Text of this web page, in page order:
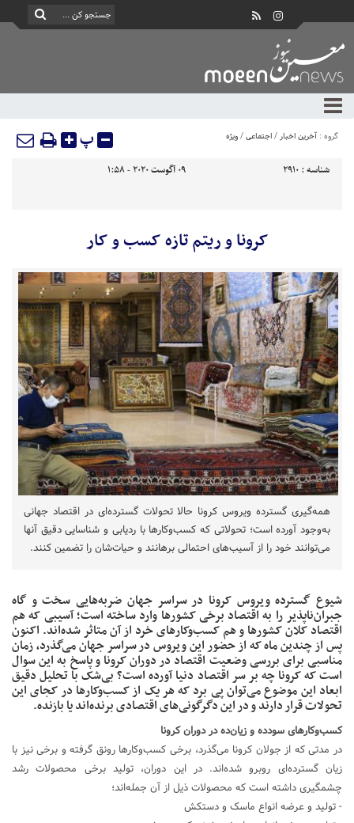
گروه : آخرین اخبار/اجتماعی/ویژه پ
شناسه : 2910 09 آگوست 2020 - 1:58
کرونا و ریتم تازه کسب و کار
همه‌گیری گسترده ویروس کرونا حالا تحولات گسترده‌ای در اقتصاد جهانی
به‌وجود آورده است؛ تحولاتی که کسب‌وکارها با ردیابی و شناسایی دقیق‌ آنها
می‌توانند خود را از آسیب‌های احتمالی برهانند و حیات‌شان را تضمین کنند.
شیوع گسترده ویروس کرونا در سراسر جهان ضربه‌هایی سخت و گاه
جبران‌ناپذیر را به اقتصاد برخی کشورها وارد ساخته است؛ آسیبی که هم
اقتصاد کلان کشورها و هم کسب‌وکارهای خرد از آن متاثر شده‌اند. اکنون
پس از چندین ماه که از حضور این ویروس در سراسر جهان می‌گذرد، زمان
مناسبی برای بررسی وضعیت اقتصاد در دوران کرونا و پاسخ به این سوال
است که کرونا چه بر سر اقتصاد دنیا آورده است؟ بی‌شک با تحلیل دقیق‌
ابعاد این موضوع می‌توان پی برد که هر یک از کسب‌وکارها در کجای این
تحولات قرار دارند و در این دگرگونی‌های اقتصادی برنده‌اند یا بازنده.
کسب‌وکارهای سودده و زیان‌ده در دوران کرونا
در مدتی که از جولان کرونا می‌گذرد، برخی کسب‌وکارها رونق گرفته و برخی نیز با
زیان گسترده‌ای روبرو شده‌اند. در این دوران، تولید برخی محصولات رشد
چشمگیری داشته است که محصولات ذیل از آن جمله‌اند؛
-‌ تولید و عرضه انواع ماسک و دستکش